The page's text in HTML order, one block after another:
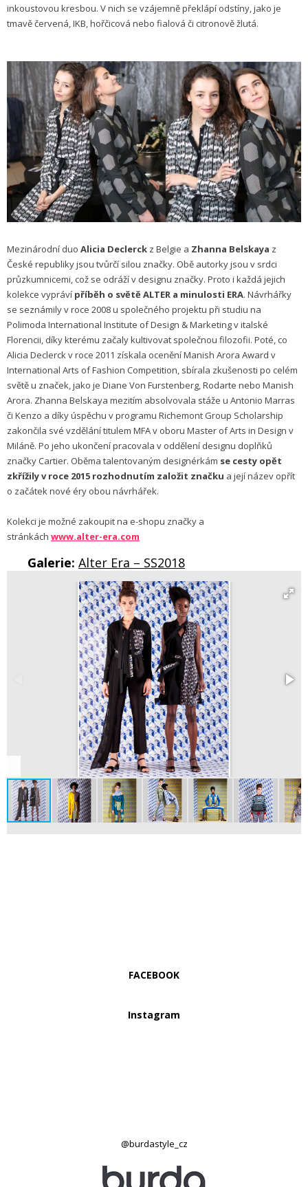
inkoustovou kresbou. V nich se vzájemně překlápí odstíny, jako je
tmavě červená, IKB, hořčicová nebo fialová či citronově žlutá.
Mezinárodní duo Alicia Declerck z Belgie a Zhanna Belskaya z
České republiky jsou tvůrčí silou značky. Obě autorky jsou v srdci
průzkumnicemi, což se odráží v designu značky. Proto i každá jejich
kolekce vypráví příběh o světě ALTER a minulosti ERA. Návrhářky
se seznámily v roce 2008 u společného projektu při studiu na
Polimoda International Institute of Design & Marketing v italské
Florencii, díky kterému začaly kultivovat společnou filozofii. Poté, co
Alicia Declerck v roce 2011 získala ocenění Manish Arora Award v
International Arts of Fashion Competition, sbírala zkušenosti po celém
světě u značek, jako je Diane Von Furstenberg, Rodarte nebo Manish
Arora. Zhanna Belskaya mezitím absolvovala stáže u Antonio Marras
či Kenzo a díky úspěchu v programu Richemont Group Scholarship
zakončila své vzdělání titulem MFA v oboru Master of Arts in Design v
Miláně. Po jeho ukončení pracovala v oddělení designu doplňků
značky Cartier. Oběma talentovaným designérkám se cesty opět
zkřížily v roce 2015 rozhodnutím založit značku a její název opřít
o začátek nové éry obou návrhářek.
Kolekci je možné zakoupit na e-shopu značky a
stránkách www.alter-era.com
Galerie: Alter Era – SS2018
FACEBOOK
Instagram
@burdastyle_cz